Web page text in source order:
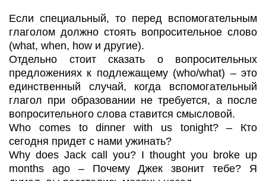
Если специальный, то перед вспомогательным
глаголом должно стоять вопросительное слово
(what, when, how и другие).
Отдельно стоит сказать о вопросительных
предложениях к подлежащему (who/what) – это
единственный случай, когда вспомогательный
глагол при образовании не требуется, а после
вопросительного слова ставится смысловой.
Who comes to dinner with us tonight? – Кто
сегодня придет с нами ужинать?
Why does Jack call you? I thought you broke up
months ago – Почему Джек звонит тебе? Я